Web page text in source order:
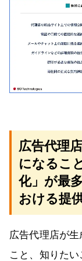
広告代理
になるこ
化」が最
おける提
広告代理店が
こと、知りた